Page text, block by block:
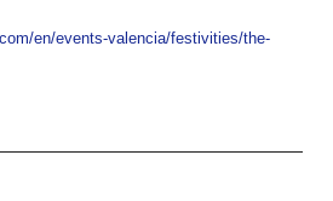
en/events-valencia/festivities/the-